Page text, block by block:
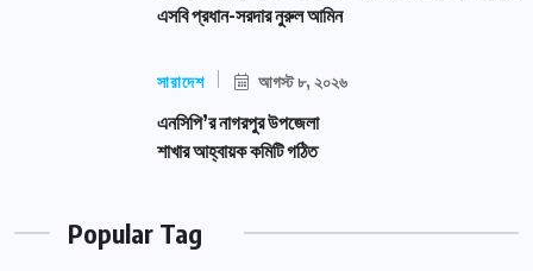
এসবি প্রধান-সরদার নুরুল আমিন
সারাদেশ আগস্ট ৮, ২০২৬
এনসিপি’র নাগরপুর উপজেলা
শাখার আহ্বায়ক কমিটি গঠিত
Popular Tag